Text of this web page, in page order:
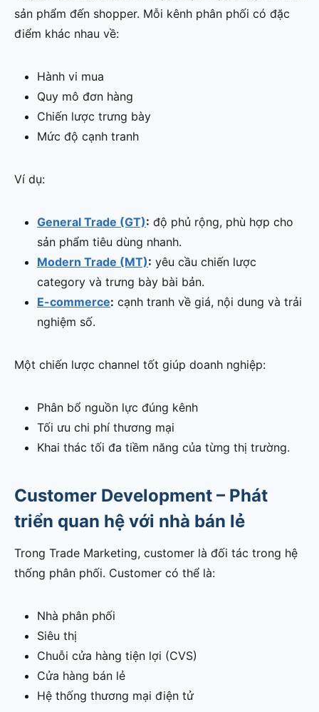
sản phẩm đến shopper. Mỗi kênh phân phối có đặc
điểm khác nhau về:
Hành vi mua
Quy mô đơn hàng
Chiến lược trưng bày
Mức độ cạnh tranh
Ví dụ:
General Trade (GT): độ phủ rộng, phù hợp cho
sản phẩm tiêu dùng nhanh.
Modern Trade (MT): yêu cầu chiến lược
category và trưng bày bài bản.
E-commerce: cạnh tranh về giá, nội dung và trải
nghiệm số.
Một chiến lược channel tốt giúp doanh nghiệp:
Phân bổ nguồn lực đúng kênh
Tối ưu chi phí thương mại
Khai thác tối đa tiềm năng của từng thị trường.
Customer Development – Phát
triển quan hệ với nhà bán lẻ
Trong Trade Marketing, customer là đối tác trong hệ
thống phân phối. Customer có thể là:
Nhà phân phối
Siêu thị
Chuỗi cửa hàng tiện lợi (CVS)
Cửa hàng bán lẻ
Hệ thống thương mại điện tử